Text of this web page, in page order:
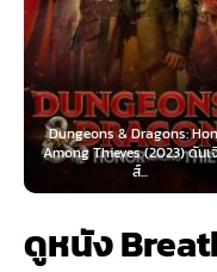
Dungeons & Dragons:
Among Thieves (2023) ดันเ
ส์...
ดูหนัง